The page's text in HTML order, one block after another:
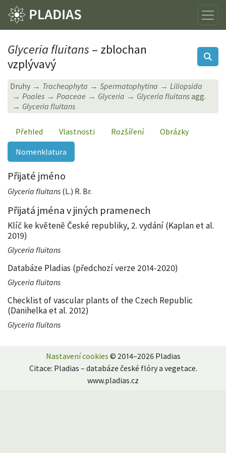
Glyceria fluitans – zblochan
vzplývavý
Druhy Tracheophyta Spermatophytina
Liliopsida
Poales
Poaceae Glyceria Glyceria fluitansagg.
Glyceria fluitans
Přehled Vlastnosti Rozšíření
Obrázky
Nomenklatura
Přijaté jméno
Glyceria fluitans (L.) R. Br.
Přijatá jména v jiných pramenech
Klíč ke květeně České republiky, 2. vydání (Kaplan et al.
2019)
Glyceria fluitans
Databáze Pladias (předchozí verze 2014-2020)
Glyceria fluitans
Checklist of vascular plants of the Czech Republic
(Danihelka et al. 2012)
Glyceria fluitans
Nastavení cookies © 2014–2026 Pladias
Citace: Pladias – databáze české flóry a vegetace.
www.pladias.cz